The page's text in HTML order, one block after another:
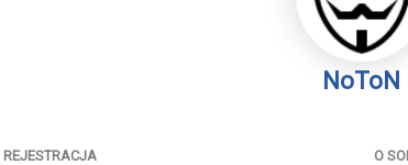
NoToN
REJESTRACJA O